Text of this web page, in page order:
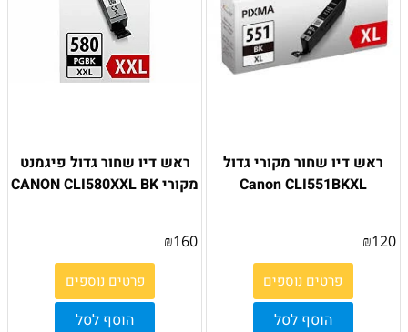
ראש דיו שחור מקורי גדול
Canon CLI551BKXL
₪120
פרטים נוספים
הוסף לסל
ראש דיו שחור גדול פיגמנט
מקורי CANON CLI580XXL BK
₪160
פרטים נוספים
הוסף לסל